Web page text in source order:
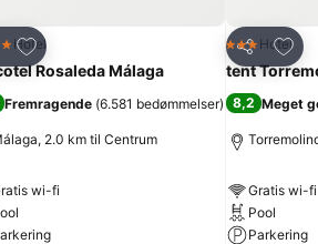
Kreditkort: Følgende kreditkort
Føj til favoritter
Hotel
Rosaleda Málaga
Fremragende (6.581 bedømmelser)
2.0 km til Centrum
wi-fi
Del
Føj
3 Stjerner
Hotel
tent
8,2 Meget
Gratis wi-fi
Pool
Parkering